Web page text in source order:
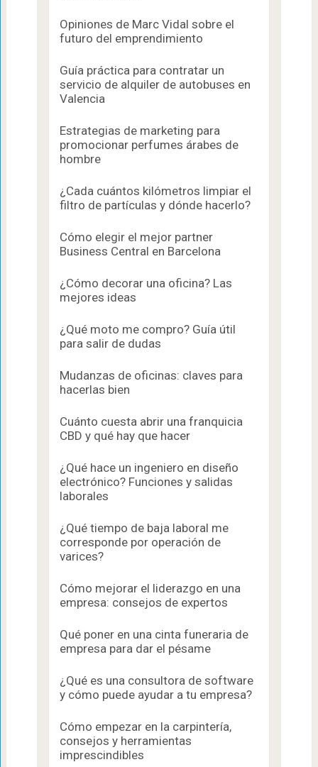
Opiniones de Marc Vidal sobre el
futuro del emprendimiento
Guía práctica para contratar un
servicio de alquiler de autobuses en
Valencia
Estrategias de marketing para
promocionar perfumes árabes de
hombre
¿Cada cuántos kilómetros limpiar el
filtro de partículas y dónde hacerlo?
Cómo elegir el mejor partner
Business Central en Barcelona
¿Cómo decorar una oficina? Las
mejores ideas
¿Qué moto me compro? Guía útil
para salir de dudas
Mudanzas de oficinas: claves para
hacerlas bien
Cuánto cuesta abrir una franquicia
CBD y qué hay que hacer
¿Qué hace un ingeniero en diseño
electrónico? Funciones y salidas
laborales
¿Qué tiempo de baja laboral me
corresponde por operación de
varices?
Cómo mejorar el liderazgo en una
empresa: consejos de expertos
Qué poner en una cinta funeraria de
empresa para dar el pésame
¿Qué es una consultora de software
y cómo puede ayudar a tu empresa?
Cómo empezar en la carpintería,
consejos y herramientas
imprescindibles